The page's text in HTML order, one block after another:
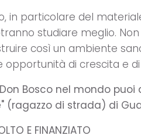
in particolare del
studiare meglio.
così un ambiente
opportunità di crescita e
Bosco nel mondo puoi
(ragazzo di strada) di
E FINANZIATO